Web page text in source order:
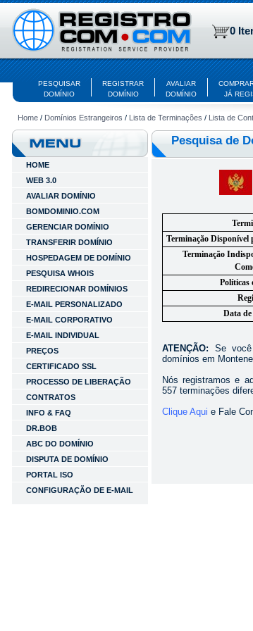
0
PESQUISAR
DOMÍNIO
REGISTRAR
DOMÍNIO
AVALIAR
DOMÍNIO
JÁ
Home / Domínios Estrangeiros / Lista de Terminações / Lista de
HOME
WEB 3.0
AVALIAR DOMÍNIO
BOMDOMINIO.COM
GERENCIAR DOMÍNIO
TRANSFERIR DOMÍNIO
HOSPEDAGEM DE DOMÍNIO
PESQUISA WHOIS
REDIRECIONAR DOMÍNIOS
E-MAIL PERSONALIZADO
E-MAIL CORPORATIVO
E-MAIL INDIVIDUAL
PREÇOS
CERTIFICADO SSL
PROCESSO DE LIBERAÇÃO
CONTRATOS
INFO & FAQ
DR.BOB
ABC DO DOMÍNIO
DISPUTA DE DOMÍNIO
PORTAL ISO
CONFIGURAÇÃO DE E-MAIL
Pesquisa de
Terminação Disponível
Terminação
Políticas
Data
ATENÇÃO: Se
domínios em
Nós registramos e
557 terminações
Clique Aqui e Fale